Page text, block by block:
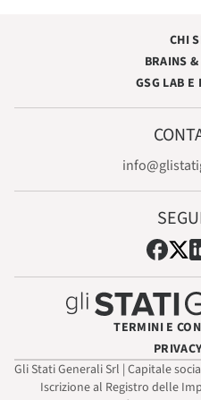
CHI
BRAINS
GSG LAB E
TERMINI E
Gli Stati Generali Srl | Capitale
Iscrizione al Registro delle